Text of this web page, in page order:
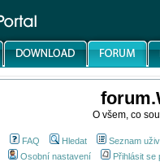
O všem, co
FAQ Hledat Seznam
Osobní nastavení
Přihlásit se